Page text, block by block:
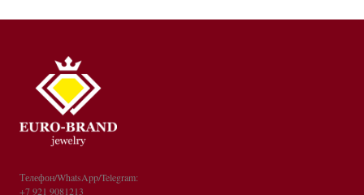
Телефон/WhatsApp/Telegram:
+7 921 9081213